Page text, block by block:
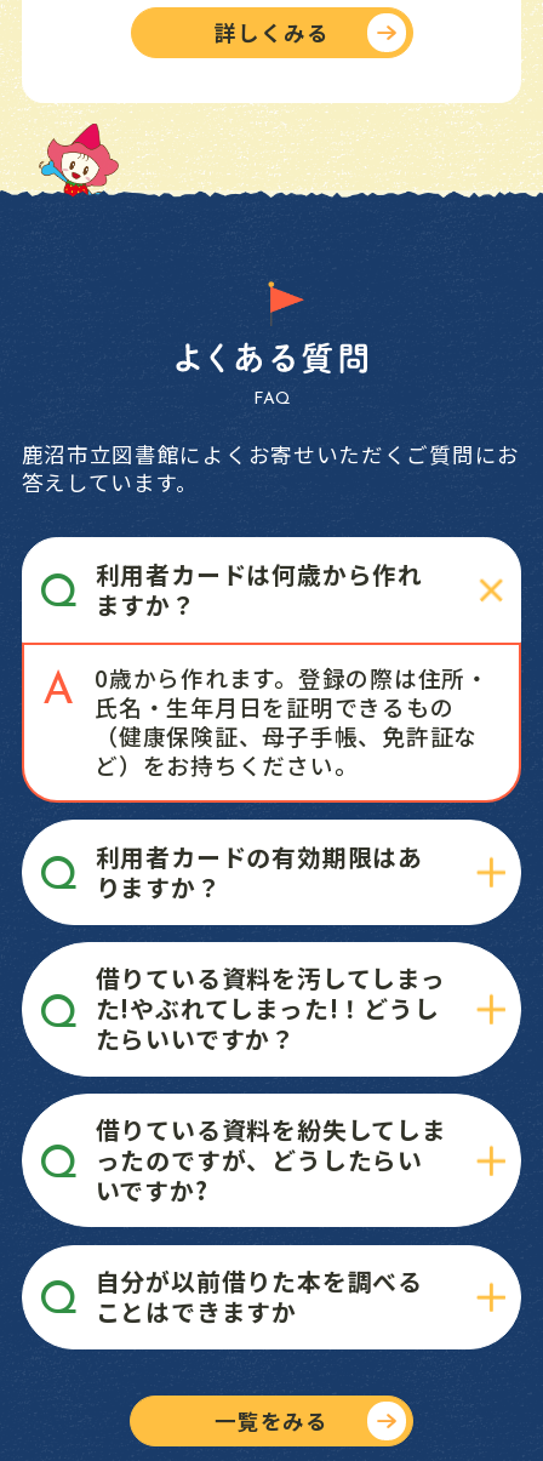
詳しくみる
FAQ
鹿沼市立図書館によくお寄せいただくご質問にお
答えしています。
利用者カードは何歳から作れ
ますか？
0歳から作れます。登録の際は住所・
氏名・生年月日を証明できるもの
（健康保険証、母子手帳、免許証な
ど）をお持ちください。
利用者カードの有効期限はあ
りますか？
利用者カードの有効期限は登録した
日から5年間です。5年ごとに更新し
ています。更新手続きには住所・氏
名・生年月日の証明できるもの(健康
保険証、母子手帳、免許証など)の提
示が必要です。
借りている資料を汚してしまっ
た!やぶれてしまった!！どうし
たらいいですか？
やぶれてしまった場合は、セロハン
テープ等を貼らずに、そのままの状
態でお持ちください。図書館で修理
いたします。破損等の状態により、弁
償していただく場合があります。手続
き等については、カウンター職員に
お尋ねください。
借りている資料を紛失してしま
ったのですが、どうしたらい
いですか?
もう一度よく探してみてください。見
つからない場合は、弁償していただ
きます。手続きの方法についてご案内
いたしますので、図書館にご一報く
自分が以前借りた本を調べる
ことはできますか
されると記録が残らないようになっ
ております。貸出の際にお渡ししてい
一覧をみる